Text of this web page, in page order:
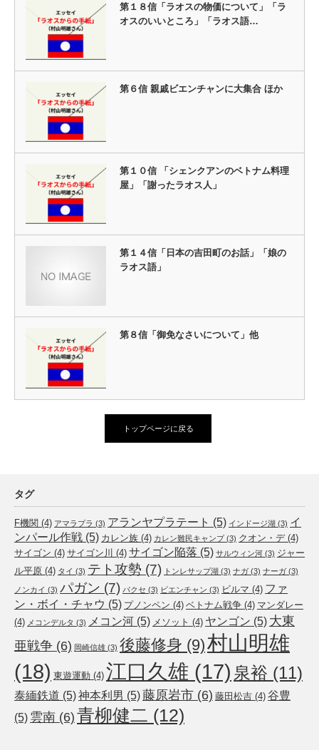
第１８信「ラオスの物価について」「ラ
オスのいいところ」「ラオス語…
第６信 親戚ビエンチャンに大集合 ほか
第１０信 「シェンクアンのベトナム料理
屋」「謝ったラオス人」
第１４信「日本の吉田町のお話」「娘の
ラオス語」
第８信「御免なさいについて」他
トップページに戻る
タグ
F機関 (4) アマラプラ (3) アランヤプラテート (5) インドージ湖 (3) イ
ンパール作戦 (5) カレン族 (4) カレン難民キャンプ(3) クオン・デ(4)
サイゴン (4) サイゴン川 (4) サイゴン陥落 (5) サルウィン河 (3) ジャー
ル平原 (4) タイ (3) テト攻勢 (7) トンレサップ湖 (3) ナガ (3) ナーガ (3)
ノンカイ (3) パガン (7) パクセ (3) ビエンチャン (3) ビルマ (4) ファ
ン・ボイ・チャウ (5) プノンペン (4) ベトナム戦争 (4) マンダレー
(4) メコンデルタ (3) メコン河 (5) メソット (4) ヤンゴン (5) 大東
亜戦争 (6) 岡崎信雄 (3) 後藤修身 (9)村山明雄
(18) 東遊運動 (4) 江口久雄 (17) 泉裕 (11)
泰緬鉄道 (5)神本利男 (5)藤原岩市 (6) 藤田松吉 (4) 谷豊
(5) 雲南 (6) 青柳健二 (12)